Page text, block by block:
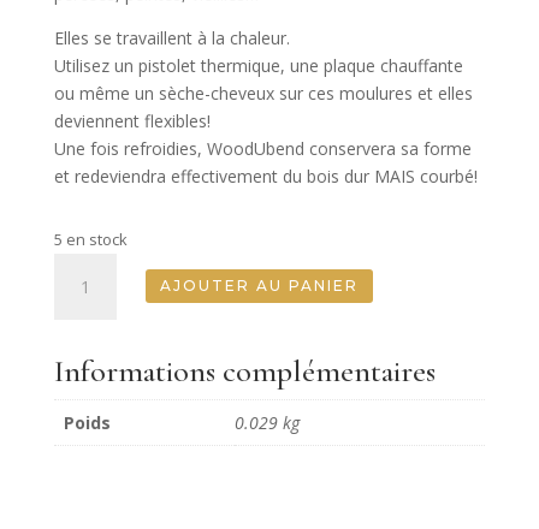
Elles se travaillent à la chaleur.
Utilisez un pistolet thermique, une plaque chauffante
ou même un sèche-cheveux sur ces moulures et elles
deviennent flexibles!
Une fois refroidies, WoodUbend conservera sa forme
et redeviendra effectivement du bois dur MAIS courbé!
5 en stock
cinq
trous
de
AJOUTER AU PANIER
Informations complémentaires
Poids 0.029 kg